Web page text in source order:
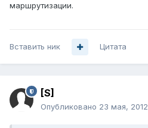
маршрутизации.
Вставить ник Цитата
[S]
Опубликовано 23 мая, 2012